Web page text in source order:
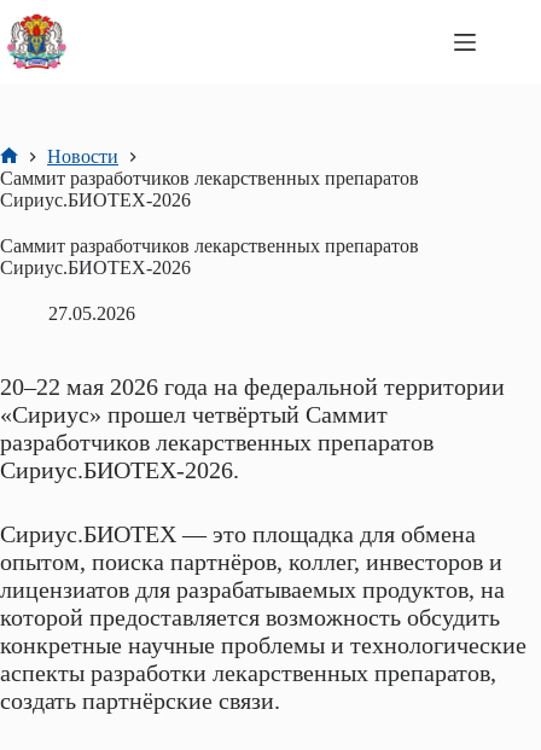
Перейти
сути
Главная
Новости
Саммит разработчиков лекарственных препаратов
Сириус.БИОТЕХ-2026
Саммит разработчиков лекарственных препаратов
Сириус.БИОТЕХ-2026
27.05.2026
20–22 мая 2026 года на федеральной территории
«Сириус» прошел четвёртый Саммит
разработчиков лекарственных препаратов
Сириус.БИОТЕХ-2026.
Сириус.БИОТЕХ — это площадка для обмена
опытом, поиска партнёров, коллег, инвесторов и
лицензиатов для разрабатываемых продуктов, на
которой предоставляется возможность обсудить
конкретные научные проблемы и технологические
аспекты разработки лекарственных препаратов,
создать партнёрские связи.